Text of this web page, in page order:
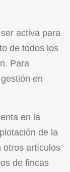
activa para
de todos los
Para
en
en la
de la
otros artículos
de fincas